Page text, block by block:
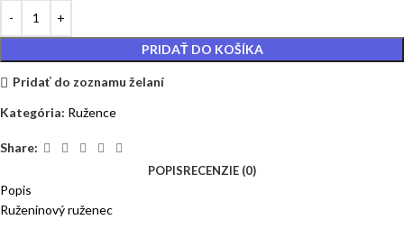
PRIDAŤ DO KOŠÍKA
Pridať do zoznamu želaní
Kategória: Ružence
Share:
POPISRECENZIE (0)
Popis
Ruženinový ruženec